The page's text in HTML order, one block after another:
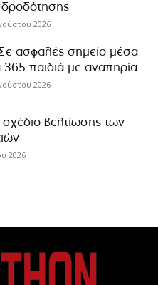
2026
ασφαλές σημείο μέσα
παιδιά με αναπηρία
2026
βελτίωσης των
2026